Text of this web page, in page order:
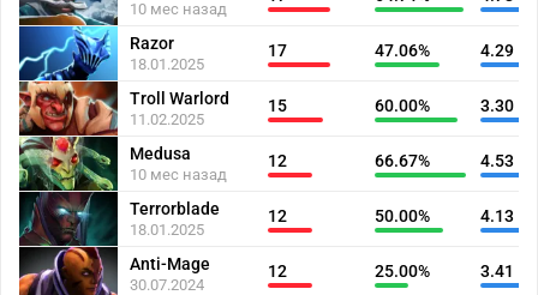
10 мес назад
Razor
18.01.2025
17 47.06% 4.29
Troll Warlord
11.02.2025
15 60.00% 3.30
Medusa
10 мес назад
12 66.67% 4.53
Terrorblade
18.01.2025
12 50.00% 4.13
Anti-Mage
30.07.2024
12 25.00% 3.41